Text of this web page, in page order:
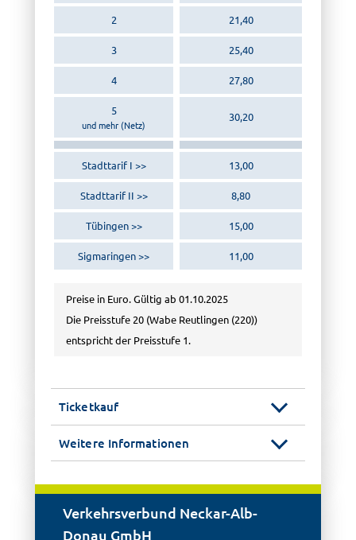
2 21,40
3 25,40
4 27,80
5
und mehr (Netz)
30,20
Stadttarif I 13,00
Stadttarif II 8,80
Tübingen 15,00
Sigmaringen 11,00
Preise in Euro. Gültig ab 01.10.2025
Die Preisstufe 20 (Wabe Reutlingen (220))
entspricht der Preisstufe 1.
Ticketkauf
Weitere Informationen
Verkehrsverbund Neckar-Alb-
Donau GmbH